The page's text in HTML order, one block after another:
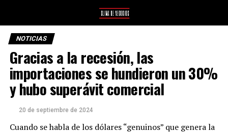
NOTICIAS
Gracias a la recesión, las
importaciones se hundieron un 30%
y hubo superávit comercial
20 de septiembre de 2024
Cuando se habla de los dólares “genuinos” que genera la